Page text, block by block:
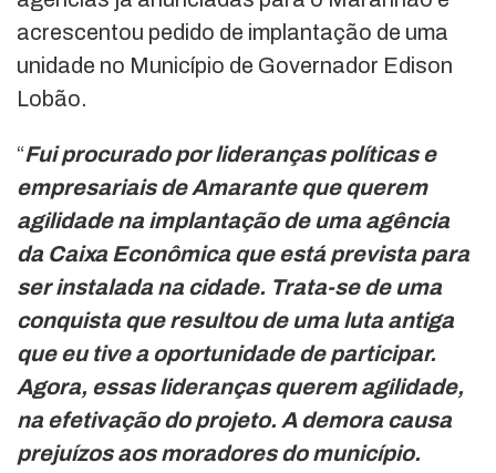
acrescentou pedido de implantação de uma
unidade no Município de Governador Edison
Lobão.
“Fui procurado por lideranças políticas e
empresariais de Amarante que querem
agilidade na implantação de uma agência
da Caixa Econômica que está prevista para
ser instalada na cidade. Trata-se de uma
conquista que resultou de uma luta antiga
que eu tive a oportunidade de participar.
Agora, essas lideranças querem agilidade,
na efetivação do projeto. A demora causa
prejuízos aos moradores do município.